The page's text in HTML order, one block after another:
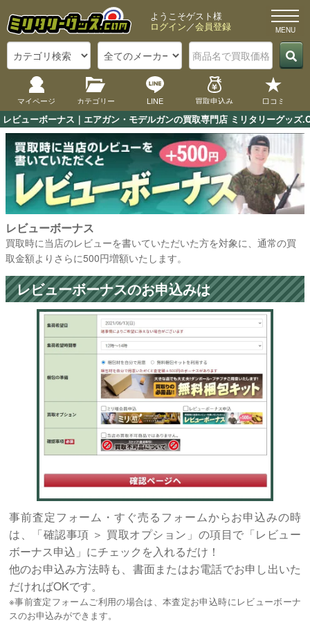
レビューボーナス｜エアガン・モデルガンの買取専門店 ミリタリーグッズ
ようこそゲスト様
ログイン／会員登録
マイページ カテゴリー LINE 買取申込み 口コミ
レビューボーナス
買取時に当店のレビューを書いていただいた方を対象に、通常の買
取金額よりさらに500円増額いたします。
レビューボーナスのお申込みは
事前査定フォーム・すぐ売るフォームからお申込みの時
は、「確認事項 ＞ 買取オプション」の項目で「レビュー
ボーナス申込」にチェックを入れるだけ！
他のお申込み方法時も、書面またはお電話でお申し出いた
だければOKです。
※事前査定フォームご利用の場合は、本査定お申込時にレビューボーナ
スのお申込みができます。